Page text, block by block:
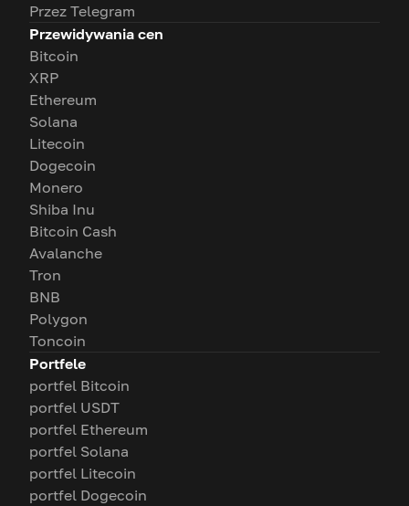
Przez Telegram
Przewidywania cen
Bitcoin
XRP
Ethereum
Solana
Litecoin
Dogecoin
Monero
Shiba Inu
Bitcoin Cash
Avalanche
Tron
BNB
Polygon
Toncoin
Portfele
portfel Bitcoin
portfel USDT
portfel Ethereum
portfel Solana
portfel Litecoin
portfel Dogecoin